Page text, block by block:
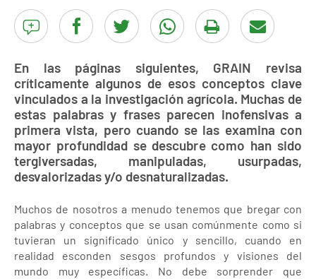
En las páginas siguientes, GRAIN revisa
críticamente algunos de esos conceptos clave
vinculados a la investigación agrícola. Muchas de
estas palabras y frases parecen inofensivas a
primera vista, pero cuando se las examina con
mayor profundidad se descubre como han sido
tergiversadas, manipuladas, usurpadas,
desvalorizadas y/o desnaturalizadas.
Muchos de nosotros a menudo tenemos que bregar con
palabras y conceptos que se usan comúnmente como si
tuvieran un significado único y sencillo, cuando en
realidad esconden sesgos profundos y visiones del
mundo muy específicas. No debe sorprender que